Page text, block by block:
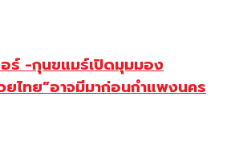
ร์ -กุนขแมร์เปิดมุมมอง
ยไทย”อาจมีมาก่อนกำแพงนคร